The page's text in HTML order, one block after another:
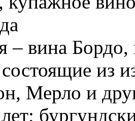
– вина
из
Мерло и